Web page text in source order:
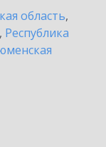
область,
, Республика